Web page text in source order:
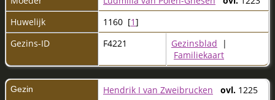
Huwelijk
1160 [1]
Gezins-ID
F4221 Gezinsblad |
Familiekaart
Gezin Hendrik I van Zweibrucken ovl. 1225